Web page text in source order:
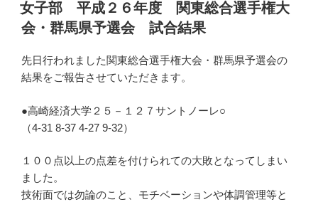
稿
日:
女子部 平成２６年度 関東総合選手権大
会・群馬県予選会 試合結果
先日行われました関東総合選手権大会・群馬県予選会の
結果をご報告させていただきます。
●高崎経済大学２５－１２７サントノーレ○
（4-31 8-37 4-27 9-32）
１００点以上の点差を付けられての大敗となってしまい
ました。
技術面では勿論のこと、モチベーションや体調管理等と